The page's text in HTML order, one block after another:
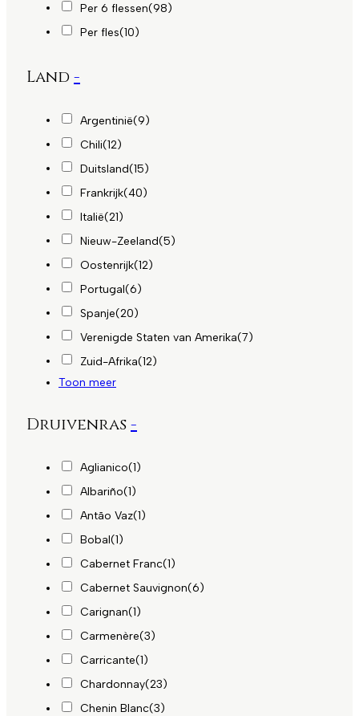
Per 6 flessen(98)
Per fles(10)
Land -
Argentinië(9)
Chili(12)
Duitsland(15)
Frankrijk(40)
Italië(21)
Nieuw-Zeeland(5)
Oostenrijk(12)
Portugal(6)
Spanje(20)
Verenigde Staten van Amerika(7)
Zuid-Afrika(12)
Toon meer
Druivenras-
Aglianico(1)
Albariño(1)
Antão Vaz(1)
Bobal(1)
Cabernet Franc(1)
Cabernet Sauvignon(6)
Carignan(1)
Carmenère(3)
Carricante(1)
Chardonnay(23)
Chenin Blanc(3)